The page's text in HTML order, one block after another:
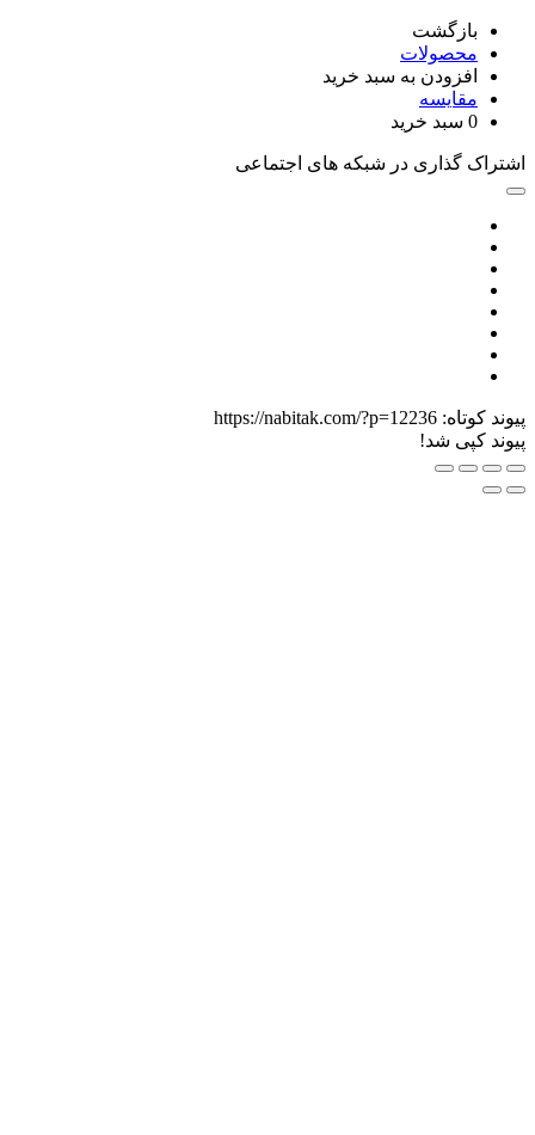
بازگشت
محصولات
افزودن به سبد خرید
مقایسه
سبد خرید
گذاری در شبکه های اجتماعی
کوتاه:https://nabitak.com/?p=12236
کپی شد!